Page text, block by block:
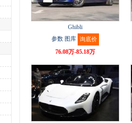
Ghibli
参数 图库 询底价
76.08万-85.18万